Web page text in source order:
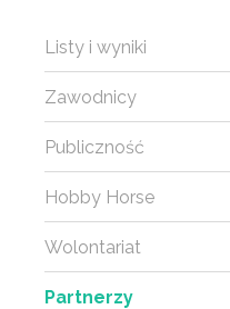
Listy i wyniki
Zawodnicy
Publiczność
Hobby Horse
Wolontariat
Partnerzy